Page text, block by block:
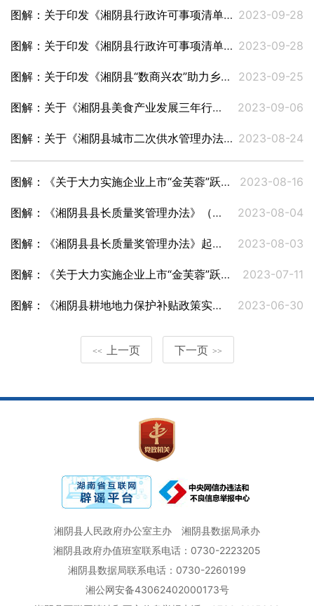
图解：关于印发《湘阴县行政许可事项清单（2023年版）》的通知 2023-09-28
图解：关于印发《湘阴县行政许可事项清单 （2023年版）》通知的起草说明 2023-09-28
图解：关于印发《湘阴县“数商兴农”助力乡村振兴三年行动计划（2023—2025年）》的通知 2023-09-25
图解：关于《湘阴县美食产业发展三年行动方案（2023-2025年）》的起草说明及征求意见稿 2023-09-06
图解：关于《湘阴县城市二次供水管理办法》的起草说明 2023-08-24
图解：《关于大力实施企业上市“金芙蓉”跃升行动计划的通知》 2023-08-16
图解：《湘阴县县长质量奖管理办法》（文件已于2026年1月29日废止） 2023-08-04
图解：《湘阴县县长质量奖管理办法》起草说明 2023-08-03
图解：《关于大力实施企业上市“金芙蓉”跃升行动计划的通知》的起草说明 2023-07-11
图解：《湘阴县耕地地力保护补贴政策实施方案》 2023-06-30
<< 上一页 下一页 >>
湘阴县人民政府办公室主办
湘阴县数据局承办
湘阴县政府办值班室联系电话：0730-2223205
湘阴县数据局联系电话：0730-2260199
湘公网安备43062402000173号